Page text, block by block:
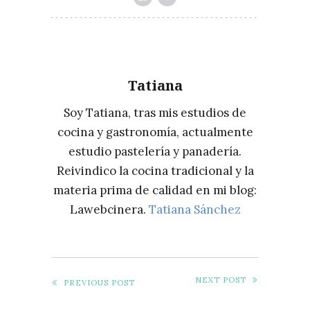
Tatiana
Soy Tatiana, tras mis estudios de
cocina y gastronomía, actualmente
estudio pastelería y panadería.
Reivindico la cocina tradicional y la
materia prima de calidad en mi blog:
Lawebcinera. Tatiana Sánchez
PREVIOUS POST NEXT POST